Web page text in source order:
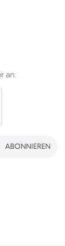
an:
ABONNIEREN